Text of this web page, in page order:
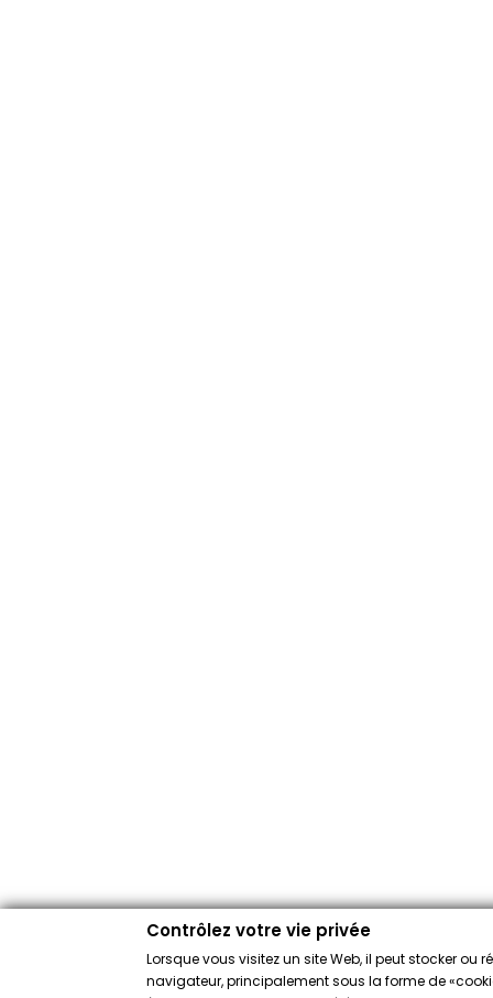
Contrôlez votre vie privée
Lorsque vous visitez un site Web, il peut stocker ou
navigateur, principalement sous la forme de